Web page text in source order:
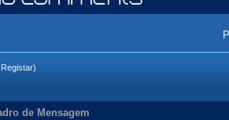
Registar)
de Mensagem